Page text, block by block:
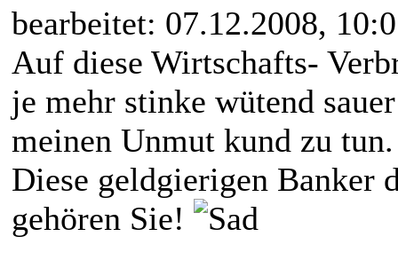
bearbeitet: 07.12.2008,
Auf diese Wirtschafts-
je mehr stinke wütend
meinen Unmut kund zu tun.
Diese geldgierigen Banker
gehören Sie!